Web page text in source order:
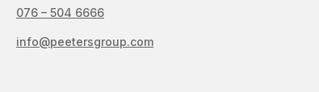
076 – 504 6666
info@peetersgroup.com